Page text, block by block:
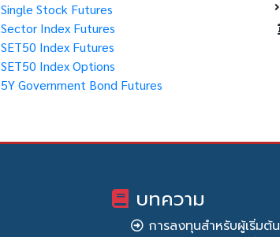
Single Stock Futures
Sector Index Futures
SET50 Index Futures
SET50 Index Options
5Y Government Bond Futures
บทความ
การลงทุนสำหรับผู้เริ่มต้น